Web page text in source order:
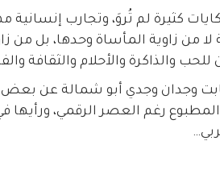
كثيرة لم تُروَ، وتجارب إنسانية
لا من زاوية المأساة وحدها، بل من
والذاكرة والأحلام والثقافة
وجدان وجدي أبو شمالة عن بعض
رغم العصر الرقمي، ورأيها